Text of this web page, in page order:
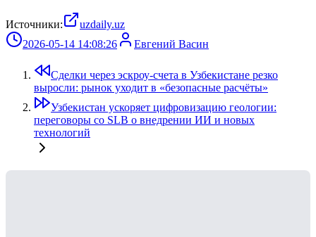
Источники:
uzdaily.uz
2026-05-14 14:08:26
Евгений Васин
Сделки через эскроу-счета в Узбекистане резко
выросли: рынок уходит в «безопасные расчёты»
Узбекистан ускоряет цифровизацию геологии:
переговоры со SLB о внедрении ИИ и новых
технологий